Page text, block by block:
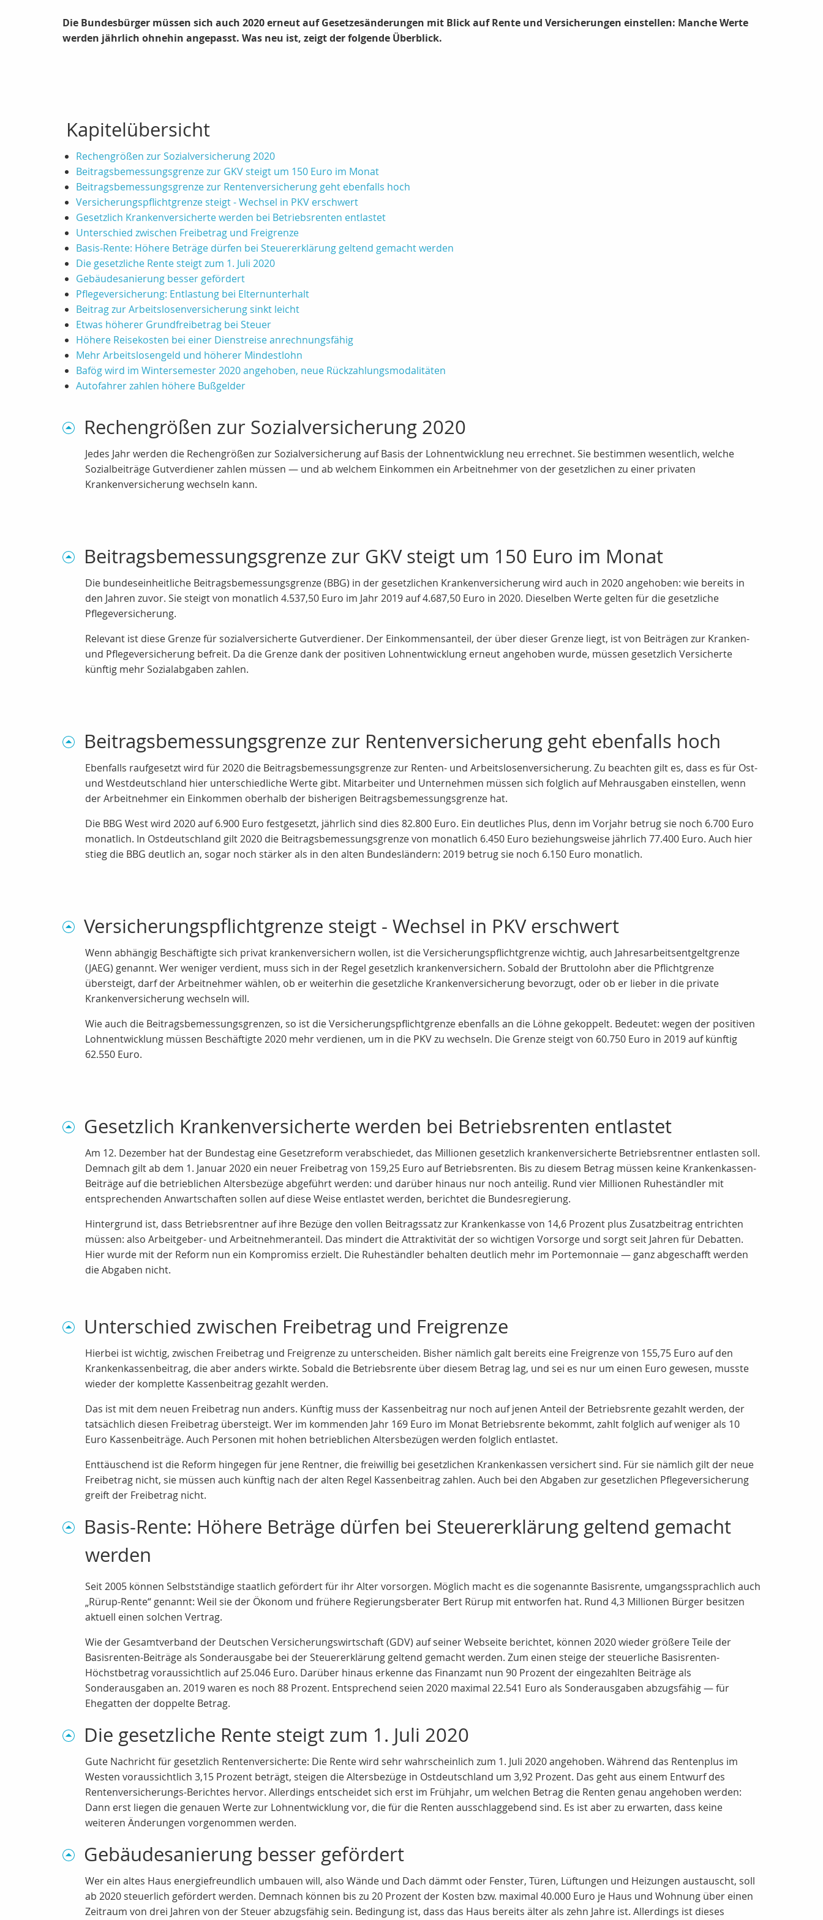
Die Bundesbürger müssen sich auch 2020 erneut auf Gesetzesänderungen mit Blick auf Rente und Versicherungen einstellen: Manche Werte
werden jährlich ohnehin angepasst. Was neu ist, zeigt der folgende Überblick.
Kapitelübersicht
Rechengrößen zur Sozialversicherung 2020
Beitragsbemessungsgrenze zur GKV steigt um 150 Euro im Monat
Beitragsbemessungsgrenze zur Rentenversicherung geht ebenfalls hoch
Versicherungspflichtgrenze steigt - Wechsel in PKV erschwert
Gesetzlich Krankenversicherte werden bei Betriebsrenten entlastet
Unterschied zwischen Freibetrag und Freigrenze
Basis-Rente: Höhere Beträge dürfen bei Steuererklärung geltend gemacht werden
Die gesetzliche Rente steigt zum 1. Juli 2020
Gebäudesanierung besser gefördert
Pflegeversicherung: Entlastung bei Elternunterhalt
Beitrag zur Arbeitslosenversicherung sinkt leicht
Etwas höherer Grundfreibetrag bei Steuer
Höhere Reisekosten bei einer Dienstreise anrechnungsfähig
Mehr Arbeitslosengeld und höherer Mindestlohn
Bafög wird im Wintersemester 2020 angehoben, neue Rückzahlungsmodalitäten
Autofahrer zahlen höhere Bußgelder
Rechengrößen zur Sozialversicherung 2020
Jedes Jahr werden die Rechengrößen zur Sozialversicherung auf Basis der Lohnentwicklung neu errechnet. Sie bestimmen wesentlich, welche
Sozialbeiträge Gutverdiener zahlen müssen — und ab welchem Einkommen ein Arbeitnehmer von der gesetzlichen zu einer privaten
Krankenversicherung wechseln kann.
Beitragsbemessungsgrenze zur GKV steigt um 150 Euro im Monat
Die bundeseinheitliche Beitragsbemessungsgrenze (BBG) in der gesetzlichen Krankenversicherung wird auch in 2020 angehoben: wie bereits in
den Jahren zuvor. Sie steigt von monatlich 4.537,50 Euro im Jahr 2019 auf 4.687,50 Euro in 2020. Dieselben Werte gelten für die gesetzliche
Pflegeversicherung.
Relevant ist diese Grenze für sozialversicherte Gutverdiener. Der Einkommensanteil, der über dieser Grenze liegt, ist von Beiträgen zur Kranken-
und Pflegeversicherung befreit. Da die Grenze dank der positiven Lohnentwicklung erneut angehoben wurde, müssen gesetzlich Versicherte
künftig mehr Sozialabgaben zahlen.
Beitragsbemessungsgrenze zur Rentenversicherung geht ebenfalls hoch
Ebenfalls raufgesetzt wird für 2020 die Beitragsbemessungsgrenze zur Renten- und Arbeitslosenversicherung. Zu beachten gilt es, dass es für Ost-
und Westdeutschland hier unterschiedliche Werte gibt. Mitarbeiter und Unternehmen müssen sich folglich auf Mehrausgaben einstellen, wenn
der Arbeitnehmer ein Einkommen oberhalb der bisherigen Beitragsbemessungsgrenze hat.
Die BBG West wird 2020 auf 6.900 Euro festgesetzt, jährlich sind dies 82.800 Euro. Ein deutliches Plus, denn im Vorjahr betrug sie noch 6.700 Euro
monatlich. In Ostdeutschland gilt 2020 die Beitragsbemessungsgrenze von monatlich 6.450 Euro beziehungsweise jährlich 77.400 Euro. Auch hier
stieg die BBG deutlich an, sogar noch stärker als in den alten Bundesländern: 2019 betrug sie noch 6.150 Euro monatlich.
Versicherungspflichtgrenze steigt - Wechsel in PKV erschwert
Wenn abhängig Beschäftigte sich privat krankenversichern wollen, ist die Versicherungspflichtgrenze wichtig, auch Jahresarbeitsentgeltgrenze
(JAEG) genannt. Wer weniger verdient, muss sich in der Regel gesetzlich krankenversichern. Sobald der Bruttolohn aber die Pflichtgrenze
übersteigt, darf der Arbeitnehmer wählen, ob er weiterhin die gesetzliche Krankenversicherung bevorzugt, oder ob er lieber in die private
Krankenversicherung wechseln will.
Wie auch die Beitragsbemessungsgrenzen, so ist die Versicherungspflichtgrenze ebenfalls an die Löhne gekoppelt. Bedeutet: wegen der positiven
Lohnentwicklung müssen Beschäftigte 2020 mehr verdienen, um in die PKV zu wechseln. Die Grenze steigt von 60.750 Euro in 2019 auf künftig
62.550 Euro.
Gesetzlich Krankenversicherte werden bei Betriebsrenten entlastet
Am 12. Dezember hat der Bundestag eine Gesetzreform verabschiedet, das Millionen gesetzlich krankenversicherte Betriebsrentner entlasten soll.
Demnach gilt ab dem 1. Januar 2020 ein neuer Freibetrag von 159,25 Euro auf Betriebsrenten. Bis zu diesem Betrag müssen keine Krankenkassen-
Beiträge auf die betrieblichen Altersbezüge abgeführt werden: und darüber hinaus nur noch anteilig. Rund vier Millionen Ruheständler mit
entsprechenden Anwartschaften sollen auf diese Weise entlastet werden, berichtet die Bundesregierung.
Hintergrund ist, dass Betriebsrentner auf ihre Bezüge den vollen Beitragssatz zur Krankenkasse von 14,6 Prozent plus Zusatzbeitrag entrichten
müssen: also Arbeitgeber- und Arbeitnehmeranteil. Das mindert die Attraktivität der so wichtigen Vorsorge und sorgt seit Jahren für Debatten.
Hier wurde mit der Reform nun ein Kompromiss erzielt. Die Ruheständler behalten deutlich mehr im Portemonnaie — ganz abgeschafft werden
die Abgaben nicht.
Unterschied zwischen Freibetrag und Freigrenze
Hierbei ist wichtig, zwischen Freibetrag und Freigrenze zu unterscheiden. Bisher nämlich galt bereits eine Freigrenze von 155,75 Euro auf den
Krankenkassenbeitrag, die aber anders wirkte. Sobald die Betriebsrente über diesem Betrag lag, und sei es nur um einen Euro gewesen, musste
wieder der komplette Kassenbeitrag gezahlt werden.
Das ist mit dem neuen Freibetrag nun anders. Künftig muss der Kassenbeitrag nur noch auf jenen Anteil der Betriebsrente gezahlt werden, der
tatsächlich diesen Freibetrag übersteigt. Wer im kommenden Jahr 169 Euro im Monat Betriebsrente bekommt, zahlt folglich auf weniger als 10
Euro Kassenbeiträge. Auch Personen mit hohen betrieblichen Altersbezügen werden folglich entlastet.
Enttäuschend ist die Reform hingegen für jene Rentner, die freiwillig bei gesetzlichen Krankenkassen versichert sind. Für sie nämlich gilt der neue
Freibetrag nicht, sie müssen auch künftig nach der alten Regel Kassenbeitrag zahlen. Auch bei den Abgaben zur gesetzlichen Pflegeversicherung
greift der Freibetrag nicht.
Basis-Rente: Höhere Beträge dürfen bei Steuererklärung geltend gemacht
werden
Seit 2005 können Selbstständige staatlich gefördert für ihr Alter vorsorgen. Möglich macht es die sogenannte Basisrente, umgangssprachlich auch
„Rürup-Rente“ genannt: Weil sie der Ökonom und frühere Regierungsberater Bert Rürup mit entworfen hat. Rund 4,3 Millionen Bürger besitzen
aktuell einen solchen Vertrag.
Wie der Gesamtverband der Deutschen Versicherungswirtschaft (GDV) auf seiner Webseite berichtet, können 2020 wieder größere Teile der
Basisrenten-Beiträge als Sonderausgabe bei der Steuererklärung geltend gemacht werden. Zum einen steige der steuerliche Basisrenten-
Höchstbetrag voraussichtlich auf 25.046 Euro. Darüber hinaus erkenne das Finanzamt nun 90 Prozent der eingezahlten Beiträge als
Sonderausgaben an. 2019 waren es noch 88 Prozent. Entsprechend seien 2020 maximal 22.541 Euro als Sonderausgaben abzugsfähig — für
Ehegatten der doppelte Betrag.
Die gesetzliche Rente steigt zum 1. Juli 2020
Gute Nachricht für gesetzlich Rentenversicherte: Die Rente wird sehr wahrscheinlich zum 1. Juli 2020 angehoben. Während das Rentenplus im
Westen voraussichtlich 3,15 Prozent beträgt, steigen die Altersbezüge in Ostdeutschland um 3,92 Prozent. Das geht aus einem Entwurf des
Rentenversicherungs-Berichtes hervor. Allerdings entscheidet sich erst im Frühjahr, um welchen Betrag die Renten genau angehoben werden:
Dann erst liegen die genauen Werte zur Lohnentwicklung vor, die für die Renten ausschlaggebend sind. Es ist aber zu erwarten, dass keine
weiteren Änderungen vorgenommen werden.
Gebäudesanierung besser gefördert
Wer ein altes Haus energiefreundlich umbauen will, also Wände und Dach dämmt oder Fenster, Türen, Lüftungen und Heizungen austauscht, soll
ab 2020 steuerlich gefördert werden. Demnach können bis zu 20 Prozent der Kosten bzw. maximal 40.000 Euro je Haus und Wohnung über einen
Zeitraum von drei Jahren von der Steuer abzugsfähig sein. Bedingung ist, dass das Haus bereits älter als zehn Jahre ist. Allerdings ist dieses